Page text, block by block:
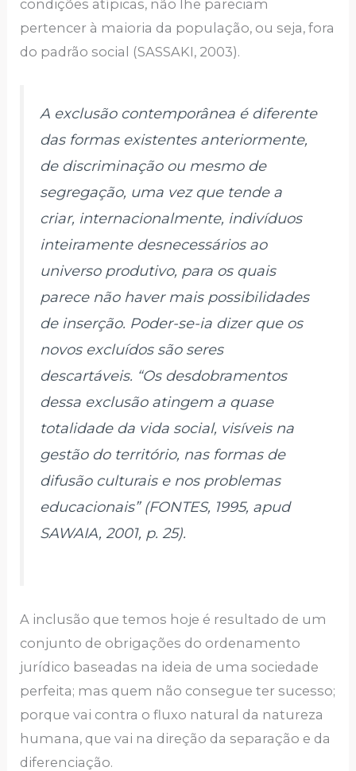
condições atípicas, não lhe pareciam
pertencer à maioria da população, ou seja, fora
do padrão social (SASSAKI, 2003).
A exclusão contemporânea é diferente
das formas existentes anteriormente,
de discriminação ou mesmo de
segregação, uma vez que tende a
criar, internacionalmente, indivíduos
inteiramente desnecessários ao
universo produtivo, para os quais
parece não haver mais possibilidades
de inserção. Poder-se-ia dizer que os
novos excluídos são seres
descartáveis. “Os desdobramentos
dessa exclusão atingem a quase
totalidade da vida social, visíveis na
gestão do território, nas formas de
difusão culturais e nos problemas
educacionais” (FONTES, 1995, apud
SAWAIA, 2001, p. 25).
A inclusão que temos hoje é resultado de um
conjunto de obrigações do ordenamento
jurídico baseadas na ideia de uma sociedade
perfeita; mas quem não consegue ter sucesso;
porque vai contra o fluxo natural da natureza
humana, que vai na direção da separação e da
diferenciação.